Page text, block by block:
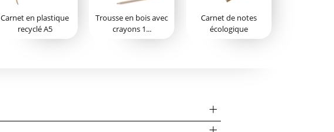
Carnet en plastique
recyclé A5
Trousse en bois avec
crayons 1...
Carnet de notes
écologique